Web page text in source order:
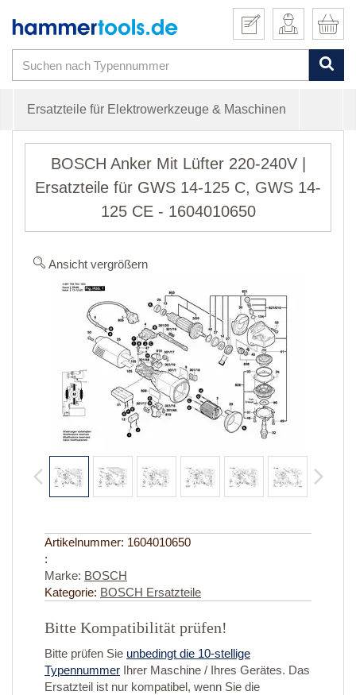
Ersatzteile für Elektrowerkzeuge & Maschinen
BOSCH Anker Mit Lüfter 220-240V |
Ersatzteile für GWS 14-125 C, GWS 14-
125 CE - 1604010650
Ansicht vergrößern
Artikelnummer: 1604010650
:
Marke: BOSCH
Kategorie: BOSCH Ersatzteile
Bitte Kompatibilität prüfen!
Bitte prüfen Sie unbedingt die 10-stellige
Typennummer Ihrer Maschine / Ihres Gerätes. Das
Ersatzteil ist nur kompatibel, wenn Sie die